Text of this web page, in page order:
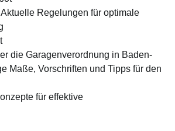
Regelungen für optimale
die Garagenverordnung in Baden-
Maße, Vorschriften und Tipps für den